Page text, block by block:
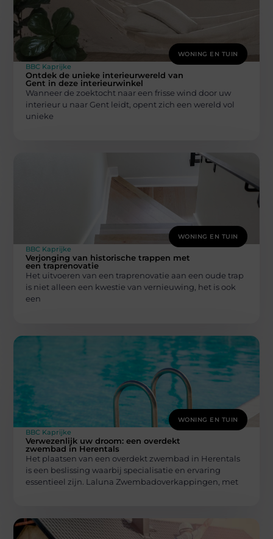
WONING EN TUIN
BBC Kaprijke
Ontdek de unieke interieurwereld van
Gent in deze interieurwinkel
Wanneer de zoektocht naar een frisse wind door uw
interieur u naar Gent leidt, opent zich een wereld vol
unieke
WONING EN TUIN
BBC Kaprijke
Verjonging van historische trappen met
een traprenovatie
Het uitvoeren van een traprenovatie aan een oude trap
is niet alleen een kwestie van vernieuwing, het is ook
een
WONING EN TUIN
BBC Kaprijke
Verwezenlijk uw droom: een overdekt
zwembad in Herentals
Het plaatsen van een overdekt zwembad in Herentals
is een beslissing waarbij specialisatie en ervaring
essentieel zijn. Laluna Zwembadoverkappingen, met